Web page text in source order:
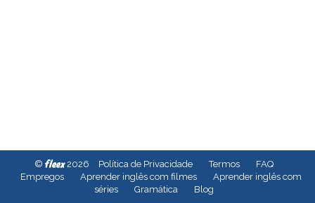
© fleex2026 Política de Privacidade Termos
FAQ
Empregos
Aprender inglês com filmes
Aprender inglês com
séries
Gramática Blog